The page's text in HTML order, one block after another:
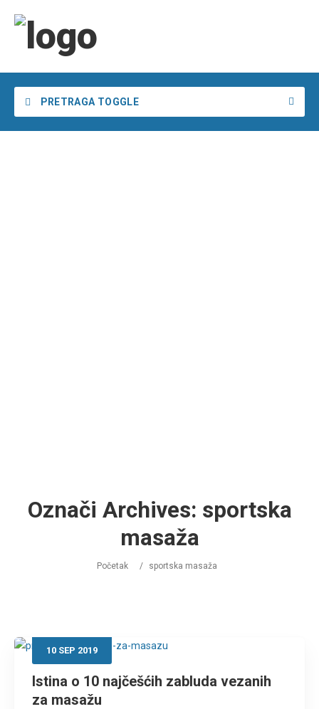
PRETRAGA TOGGLE
Označi Archives: sportska
masaža
Početak / sportska masaža
10 SEP 2019
Istina o 10 najčešćih zabluda vezanih
za masažu